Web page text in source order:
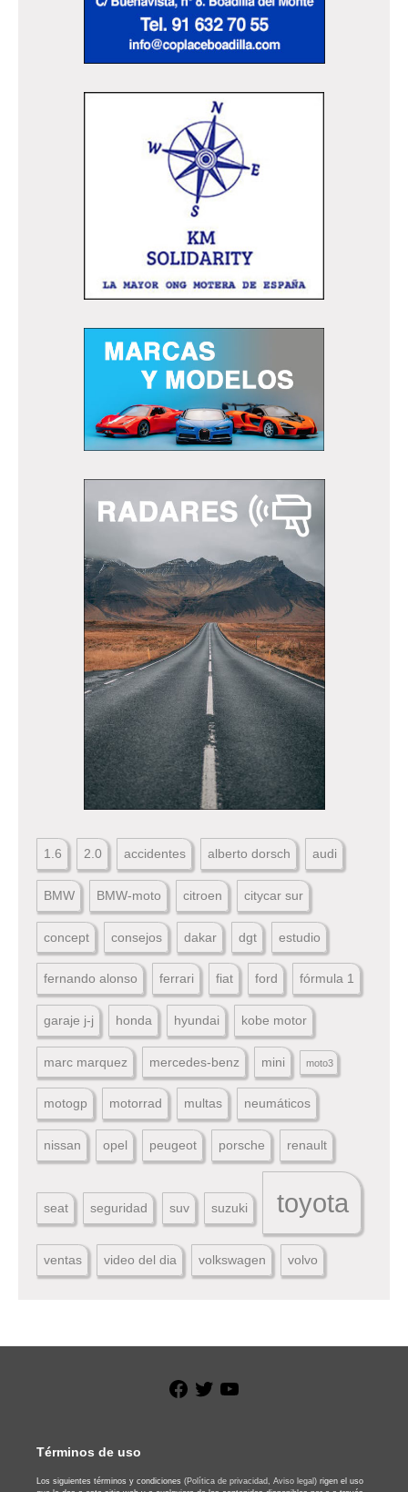
1.6 2.0 accidentes alberto dorsch audi
BMW BMW-moto citroen citycar sur
concept consejos dakar dgt estudio
fernando alonso ferrari fiat ford fórmula 1
garaje j-j honda hyundai kobe motor
marc marquez mercedes-benz mini moto3
motogp motorrad multas neumáticos
nissan opel peugeot porsche renault
seat seguridad suv suzuki toyota
ventas video del dia volkswagen volvo
Facebook
Twitter
Términos de uso
Los siguientes términos y condiciones (Política de privacidad, Aviso legal) rigen el uso